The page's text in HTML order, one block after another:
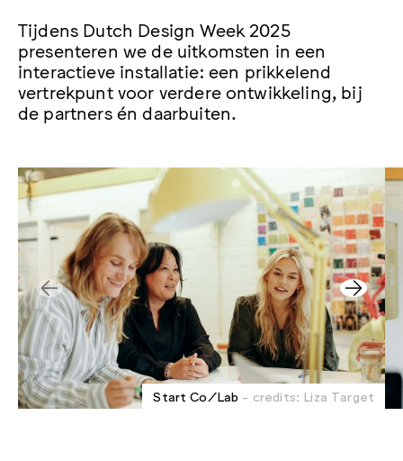
Tijdens Dutch Design Week 2025
presenteren we de uitkomsten in een
interactieve installatie: een prikkelend
vertrekpunt voor verdere ontwikkeling, bij
de partners én daarbuiten.
Start Co/Lab - credits: Liza Target